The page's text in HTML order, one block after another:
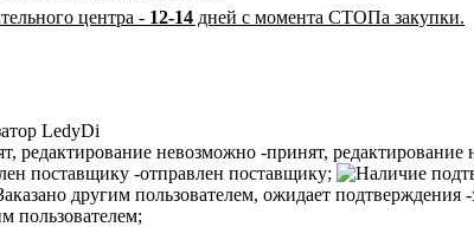
центра - 12-14 дней с момента СТОПа закупки.
LedyDi
-принят, редактирование
-отправлен поставщику;
пользователем;